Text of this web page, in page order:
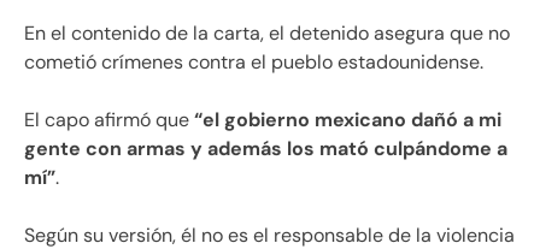
En el contenido de la carta, el detenido asegura que no
cometió crímenes contra el pueblo estadounidense.
El capo afirmó que“el gobierno mexicano dañó a mi
gente con armas y además los mató culpándome a
mí”.
Según su versión, él no es el responsable de la violencia